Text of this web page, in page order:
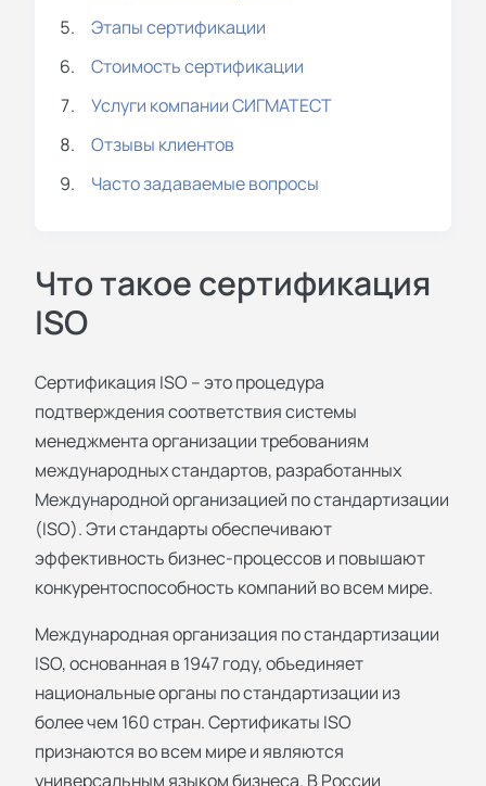
Этапы сертификации
Стоимость сертификации
Услуги компании СИГМАТЕСТ
Отзывы клиентов
Часто задаваемые вопросы
Что такое сертификация
ISO
Сертификация ISO – это процедура
подтверждения соответствия системы
менеджмента организации требованиям
международных стандартов, разработанных
Международной организацией по стандартизации
(ISO). Эти стандарты обеспечивают
эффективность бизнес-процессов и повышают
конкурентоспособность компаний во всем мире.
Международная организация по стандартизации
ISO, основанная в 1947 году, объединяет
национальные органы по стандартизации из
более чем 160 стран. Сертификаты ISO
признаются во всем мире и являются
универсальным языком бизнеса. В России